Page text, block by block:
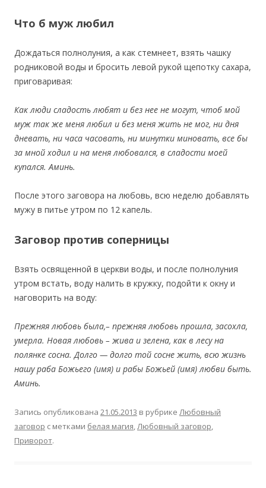
Что б муж любил
Дождаться полнолуния, а как стемнеет, взять чашку
родниковой воды и бросить левой рукой щепотку сахара,
приговаривая:
Как люди сладость любят и без нее не могут, чтоб мой
муж так же меня любил и без меня жить не мог, ни дня
дневать, ни часа часовать, ни минутки миновать, все бы
за мной ходил и на меня любовался, в сладости моей
купался. Аминь.
После этого заговора на любовь, всю неделю добавлять
мужу в питье утром по 12 капель.
Заговор против соперницы
Взять освященной в церкви воды, и после полнолуния
утром встать, воду налить в кружку, подойти к окну и
наговорить на воду:
Прежняя любовь была,– прежняя любовь прошла, засохла,
умерла. Новая любовь – жива и зелена, как в лесу на
полянке сосна. Долго — долго той сосне жить, всю жизнь
нашу раба Божьего (имя) и рабы Божьей (имя) любви быть.
Аминь.
Запись опубликована 21.05.2013 в рубрике Любовный
заговор с метками белая магия,Любовный заговор,
Приворот.